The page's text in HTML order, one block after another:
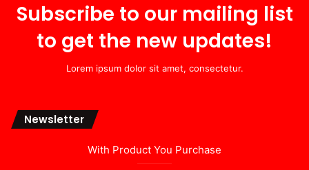
Subscribe to our mailing list
to get the new updates!
Lorem ipsum dolor sit amet, consectetur.
Newsletter
With Product You Purchase